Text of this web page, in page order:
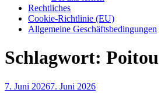
Rechtliches
Cookie-Richtlinie (EU)
Allgemeine Geschäftsbedingungen
Schlagwort: Poitou
Veröffentlicht
7. Juni 20267. Juni 2026